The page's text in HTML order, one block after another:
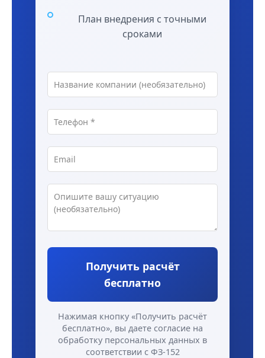
План внедрения с точными
сроками
Получить расчёт
бесплатно
Нажимая кнопку «Получить расчёт
бесплатно», вы даете согласие на
обработку персональных данных в
соответствии с ФЗ-152